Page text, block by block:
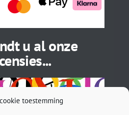
toestemming
u al onze